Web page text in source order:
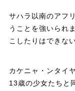
サハラ以南のアフ
うことを強いられ
こしたりはできな
カケニャ・ンタイ
13歳の少女たちと